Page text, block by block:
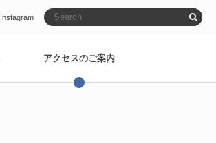
Instagram
アクセスのご案内